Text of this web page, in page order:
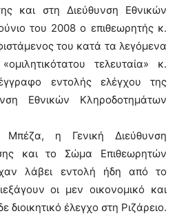
και στη Διεύθυνση Εθνικών
του 2008 ο επιθεωρητής κ.
του κατά τα λεγόμενα
τελευταία» κ.
εντολής ελέγχου της
Εθνικών Κληροδοτημάτων
η Γενική Διεύθυνση
και το Σώμα Επιθεωρητών
λάβει εντολή ήδη από το
οι μεν οικονομικό και
διοικητικό έλεγχο στη Ριζάρειο.